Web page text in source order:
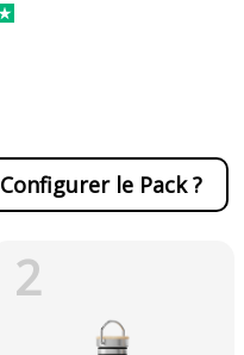
Configurer le Pack ?
2